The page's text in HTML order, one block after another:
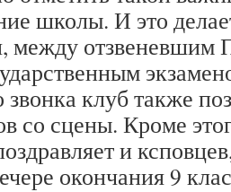
школы. И это
между отзвеневшим
клуб также
со сцены. Кроме
и
окончания 9